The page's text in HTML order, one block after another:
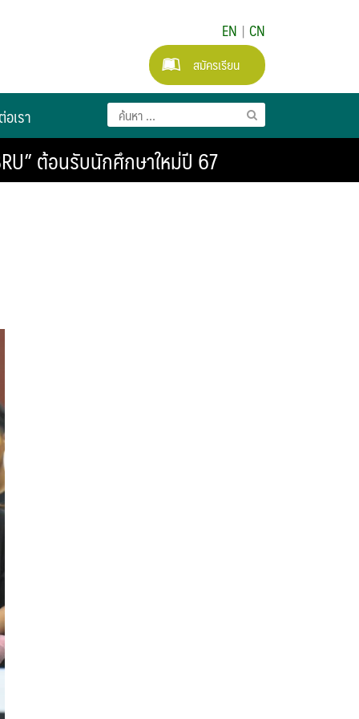
EN | CN
สมัครเรียน
เรา
ต้อนรับนักศึกษาใหม่ปี 67